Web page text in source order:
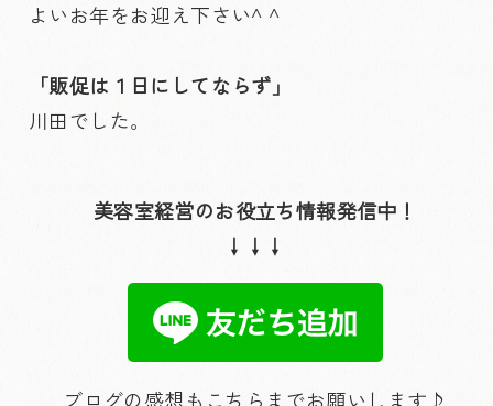
よいお年をお迎え下さい^ ^
「販促は１日にしてならず」
川田でした。
美容室経営のお役立ち情報発信中！
↓↓↓
ブログの感想もこちらまでお願いします♪